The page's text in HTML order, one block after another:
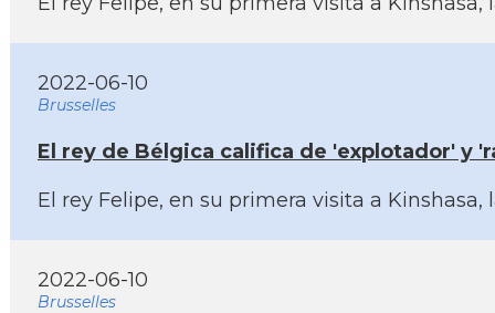
2022-06-10
Brusselles
El rey de Bélgica califica de 'explotador' y
El rey Felipe, en su primera visita a
2022-06-10
Brusselles